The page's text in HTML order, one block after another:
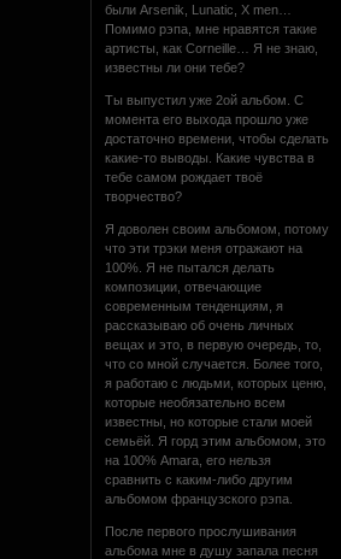
были Arsenik, Lunatic, X men…
Помимо рэпа, мне нравятся такие
артисты, как Corneille… Я не знаю,
известны ли они тебе?
Ты выпустил уже 2ой альбом. С
момента его выхода прошло уже
достаточно времени, чтобы сделать
какие-то выводы. Какие чувства в
тебе самом рождает твоё
творчество?
Я доволен своим альбомом, потому
что эти трэки меня отражают на
100%. Я не пытался делать
композиции, отвечающие
современным тенденциям, я
рассказываю об очень личных
вещах и это, в первую очередь, то,
что со мной случается. Более того,
я работаю с людьми, которых ценю,
которые необязательно всем
известны, но которые стали моей
семьёй. Я горд этим альбомом, это
на 100% Amara, его нельзя
сравнить с каким-либо другим
альбомом французского рэпа.
После первого прослушивания
альбома мне в душу запала песня